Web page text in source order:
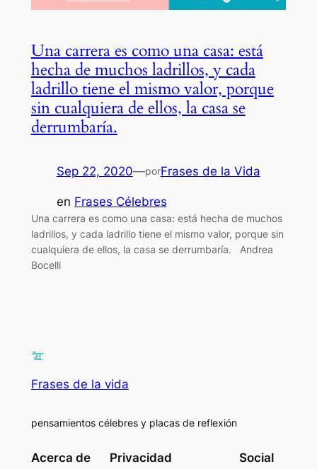
Una carrera es como una casa: está
hecha de muchos ladrillos, y cada
ladrillo tiene el mismo valor, porque
sin cualquiera de ellos, la casa se
derrumbaría.
Sep 22, 2020—porFrases de la Vida
en Frases Célebres
Una carrera es como una casa: está hecha de muchos
ladrillos, y cada ladrillo tiene el mismo valor, porque sin
cualquiera de ellos, la casa se derrumbaría. Andrea
Bocelli
Frases de la vida
pensamientos célebres y placas de reflexión
Acerca de Privacidad Social